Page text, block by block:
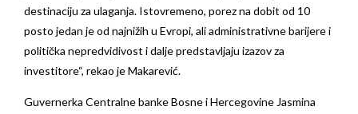
destinaciju za ulaganja. Istovremeno, porez na dobit od 10
posto jedan je od najnižih u Evropi, ali administrativne barijere i
politička nepredvidivost i dalje predstavljaju izazov za
investitore“, rekao je Makarević.
Guvernerka Centralne banke Bosne i Hercegovine Jasmina